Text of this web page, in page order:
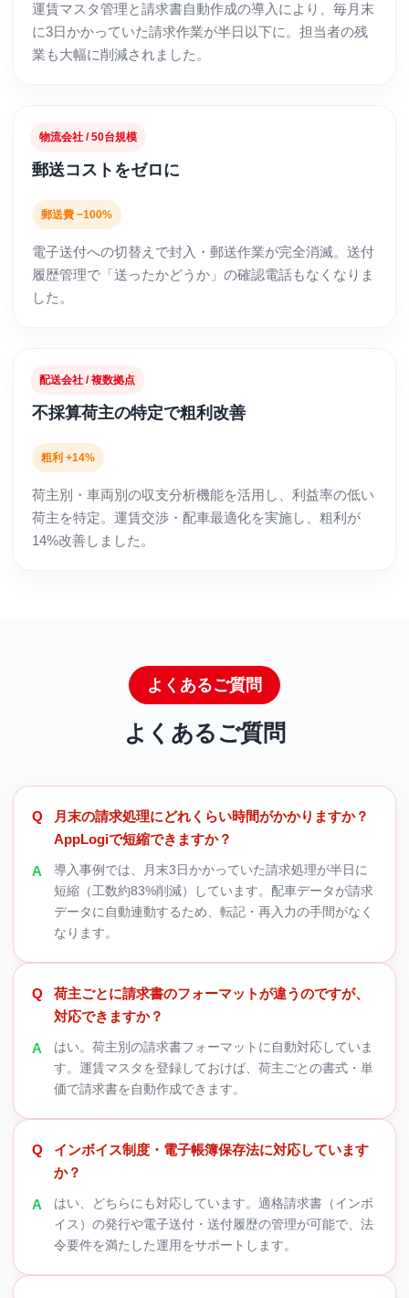
運賃マスタ管理と請求書自動作成の導入により、毎月末
に3日かかっていた請求作業が半日以下に。担当者の残
業も大幅に削減されました。
物流会社 / 50台規模
郵送コストをゼロに
郵送費 −100%
電子送付への切替えで封入・郵送作業が完全消滅。送付
履歴管理で「送ったかどうか」の確認電話もなくなりま
した。
配送会社 / 複数拠点
不採算荷主の特定で粗利改善
粗利 +14%
荷主別・車両別の収支分析機能を活用し、利益率の低い
荷主を特定。運賃交渉・配車最適化を実施し、粗利が
14%改善しました。
よくあるご質問
よくあるご質問
月末の請求処理にどれくらい時間がかかりますか？
AppLogiで短縮できますか？
導入事例では、月末3日かかっていた請求処理が半日に
短縮（工数約83%削減）しています。配車データが請求
データに自動連動するため、転記・再入力の手間がなく
なります。
荷主ごとに請求書のフォーマットが違うのですが、
対応できますか？
はい。荷主別の請求書フォーマットに自動対応していま
す。運賃マスタを登録しておけば、荷主ごとの書式・単
価で請求書を自動作成できます。
インボイス制度・電子帳簿保存法に対応しています
か？
はい、どちらにも対応しています。適格請求書（インボ
イス）の発行や電子送付・送付履歴の管理が可能で、法
令要件を満たした運用をサポートします。